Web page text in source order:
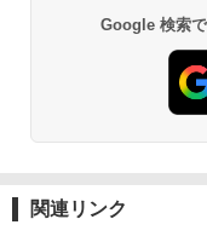
￥
ラ
ウ
ッ
￥
ク
Google 検索
関連リンク